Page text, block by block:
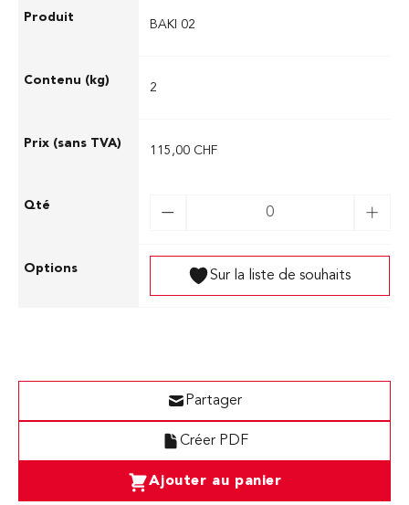
BAKI 02
2
115,00 CHF
Sur la liste de souhaits
Ajouter au panier
Créer PDF
Partager